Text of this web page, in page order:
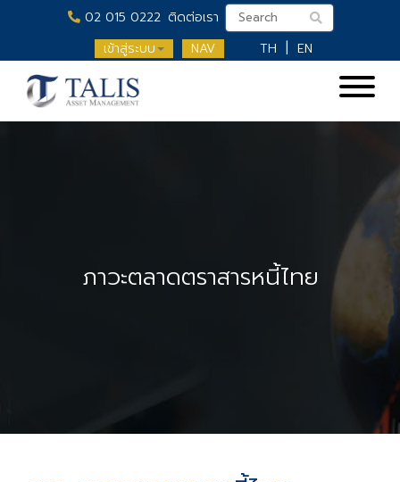
02 015 0222 ติดต่อเรา
เข้าสู่ระบบ
NAV TH EN
ภาวะตลาดตราสารหนี้ไทย